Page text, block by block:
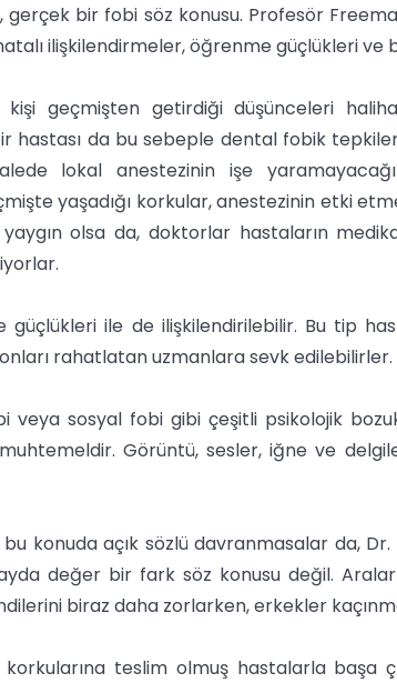
bir fobi söz konusu. Profesör
ilişkilendirmeler, öğrenme güçlükleri ve
kişi geçmişten getirdiği düşünceleri
hastası da bu sebeple dental fobik
lokal anestezinin işe
yaşadığı korkular, anestezinin etki
olsa da, doktorlar hastaların
güçlükleri ile de ilişkilendirilebilir. Bu tip
rahatlatan uzmanlara sevk edilebilirler.
veya sosyal fobi gibi çeşitli psikolojik
Görüntü, sesler, iğne ve
konuda açık sözlü davranmasalar da,
değer bir fark söz konusu değil.
biraz daha zorlarken, erkekler
teslim olmuş hastalarla başa